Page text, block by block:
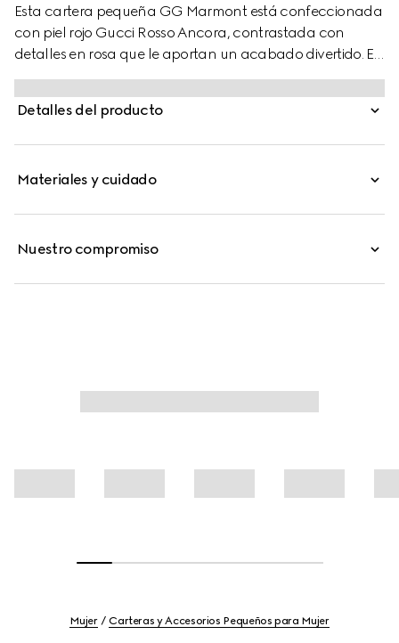
Esta cartera pequeña GG Marmont está confeccionada
con piel rojo Gucci Rosso Ancora, contrastada con
detalles en rosa que le aportan un acabado divertido. El
diseño estructurado presenta el característico detalle de
Doble G en tono dorado.
Detalles del producto
Materiales y cuidado
Nuestro compromiso
Mujer Carteras y Accesorios Pequeños para Mujer